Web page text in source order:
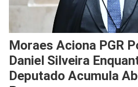
Moraes Aciona PGR
Daniel Silveira
Deputado Acumula